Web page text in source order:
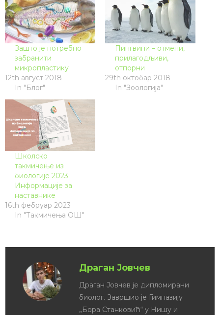
Зашто је потребно
забранити
микропластику
12th август 2018
In "Блог"
Пингвини – отмени,
прилагодљиви,
отпорни
29th октобар 2018
In "Зоологија"
Школско
такмичење из
биологије 2023:
Информације за
наставнике
16th фебруар 2023
In "Такмичења ОШ"
Драган Јовчев
Драган Јовчев је дипломирани
биолог. Завршио је Гимназију
„Бора Станковић“ у Нишу и